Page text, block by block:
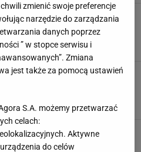
kolejnego rywala. Nie do
walczyć
26 LIPCA 2025, 15:39
Chalidowa. "Mało się nie
LIPCA 2025, 13:49
meczu. Błaszczykowski ruszył
są zbędne...
zmienić swoje preferencje
narzędzie do zarządzania
danych poprzez
” w stopce serwisu i
Zmiana
jest także za pomocą ustawień
S.A. możemy przetwarzać
celach:
Aktywne
do celów